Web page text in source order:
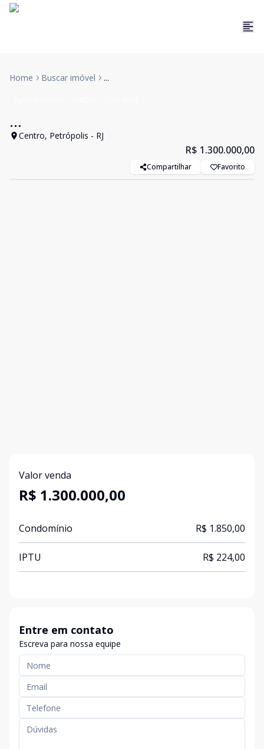
Home Buscar imóvel ...
...
Centro, Petrópolis - RJ
R$ 1.300.000,00
Compartilhar Favorito
Valor venda
R$ 1.300.000,00
Condomínio R$ 1.850,00
IPTU R$ 224,00
Entre em contato
Escreva para nossa equipe